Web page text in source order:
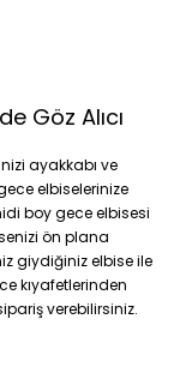
Göz Alıcı
ayakkabı ve
elbiselerinize
boy gece elbisesi
ön plana
giydiğiniz elbise ile
kıyafetlerinden
verebilirsiniz.